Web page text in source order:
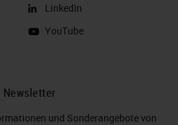
LinkedIn
YouTube
Newsletter
und Sonderangebote von